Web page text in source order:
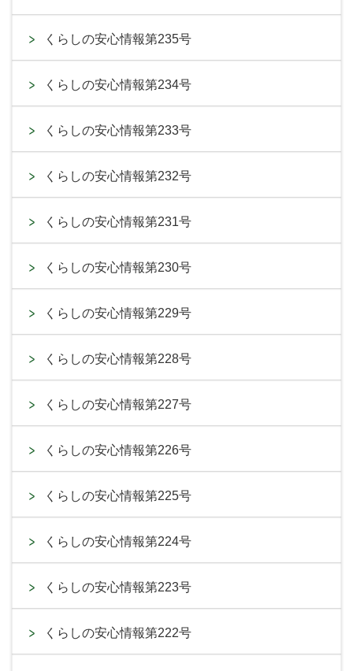
くらしの安心情報第235号
くらしの安心情報第234号
くらしの安心情報第233号
くらしの安心情報第232号
くらしの安心情報第231号
くらしの安心情報第230号
くらしの安心情報第229号
くらしの安心情報第228号
くらしの安心情報第227号
くらしの安心情報第226号
くらしの安心情報第225号
くらしの安心情報第224号
くらしの安心情報第223号
くらしの安心情報第222号